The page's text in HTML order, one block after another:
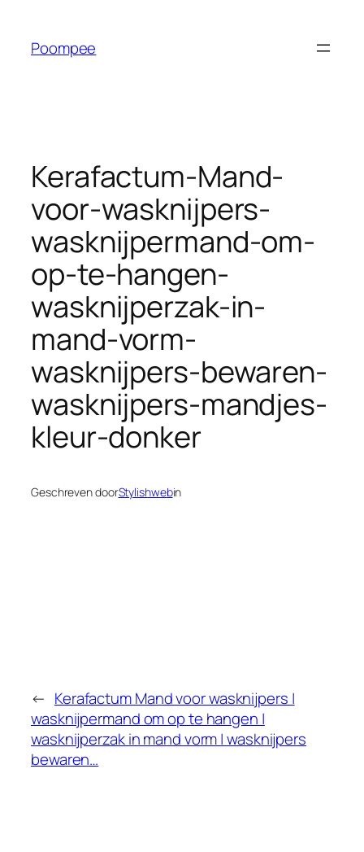
Poompee
Kerafactum-Mand-
voor-wasknijpers-
wasknijpermand-om-
op-te-hangen-
wasknijperzak-in-
mand-vorm-
wasknijpers-bewaren-
wasknijpers-mandjes-
kleur-donker
Geschreven doorStylishwebin
← Kerafactum Mand voor wasknijpers |
wasknijpermand om op te hangen |
wasknijperzak in mand vorm | wasknijpers
bewaren…